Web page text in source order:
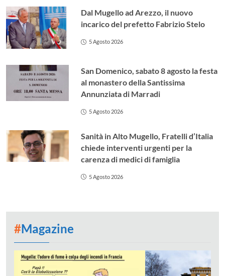
Dal Mugello ad Arezzo, il nuovo
incarico del prefetto Fabrizio Stelo
5 Agosto 2026
San Domenico, sabato 8 agosto la festa
al monastero della Santissima
Annunziata di Marradi
5 Agosto 2026
Sanità in Alto Mugello, Fratelli d’Italia
chiede interventi urgenti per la
carenza di medici di famiglia
5 Agosto 2026
#Magazine